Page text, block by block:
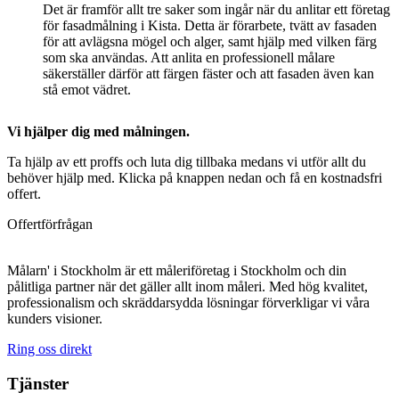
Det är framför allt tre saker som ingår när du anlitar ett företag
för fasadmålning i Kista. Detta är förarbete, tvätt av fasaden
för att avlägsna mögel och alger, samt hjälp med vilken färg
som ska användas. Att anlita en professionell målare
säkerställer därför att färgen fäster och att fasaden även kan
stå emot vädret.
Vi hjälper dig med målningen.
Ta hjälp av ett proffs och luta dig tillbaka medans vi utför allt du
behöver hjälp med. Klicka på knappen nedan och få en kostnadsfri
offert.
Offertförfrågan
Målarn' i Stockholm är ett måleriföretag i Stockholm och din
pålitliga partner när det gäller allt inom måleri. Med hög kvalitet,
professionalism och skräddarsydda lösningar förverkligar vi våra
kunders visioner.
Ring oss direkt
Tjänster